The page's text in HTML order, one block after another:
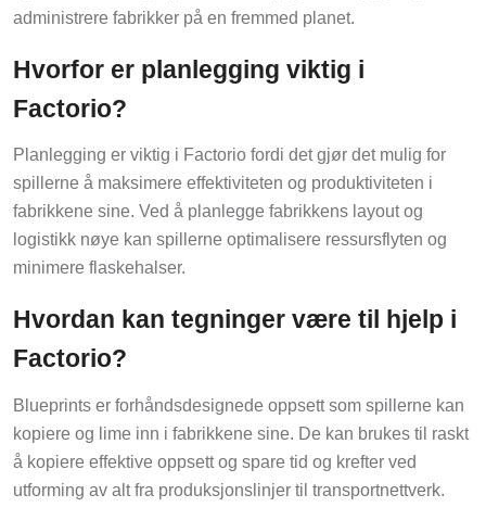
administrere fabrikker på en fremmed planet.
Hvorfor er planlegging viktig i
Factorio?
Planlegging er viktig i Factorio fordi det gjør det mulig for
spillerne å maksimere effektiviteten og produktiviteten i
fabrikkene sine. Ved å planlegge fabrikkens layout og
logistikk nøye kan spillerne optimalisere ressursflyten og
minimere flaskehalser.
Hvordan kan tegninger være til hjelp i
Factorio?
Blueprints er forhåndsdesignede oppsett som spillerne kan
kopiere og lime inn i fabrikkene sine. De kan brukes til raskt
å kopiere effektive oppsett og spare tid og krefter ved
utforming av alt fra produksjonslinjer til transportnettverk.